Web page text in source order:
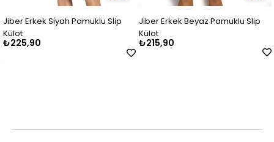
Siyah Pamuklu Slip
Jiber Erkek Beyaz Pamuklu Slip
Jiber